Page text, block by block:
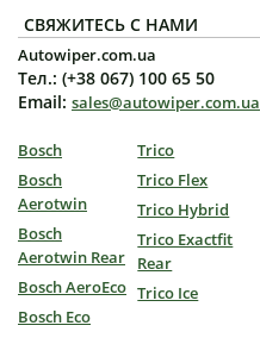
СВЯЖИТЕСЬ С НАМИ
Autowiper.com.ua
Тел.: (+38 067) 100 65 50
Email: sales@autowiper.com.ua
Bosch
Bosch
Aerotwin
Bosch
Aerotwin Rear
Bosch AeroEco
Bosch Eco
Trico
Trico Flex
Trico Hybrid
Trico Exactfit
Rear
Trico Ice